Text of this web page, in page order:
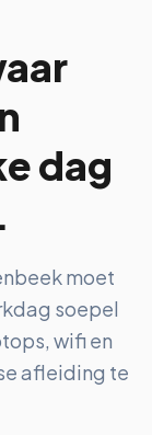
dag
moet
soepel
wifi en
afleiding te